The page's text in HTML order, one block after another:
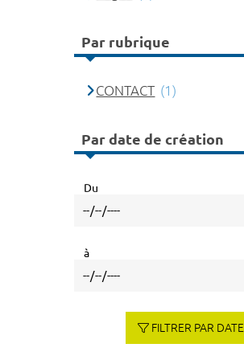
Par rubrique
CONTACT (1)
Par date de création
Du
à
FILTRER PAR DATE